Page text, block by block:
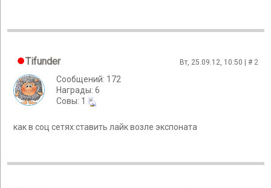
Tifunder Вт, 25.09.12, 10:50 | # 2
Сообщений: 172
Награды: 6
Cовы: 1
как в соц сетях:ставить лайк возле экспоната